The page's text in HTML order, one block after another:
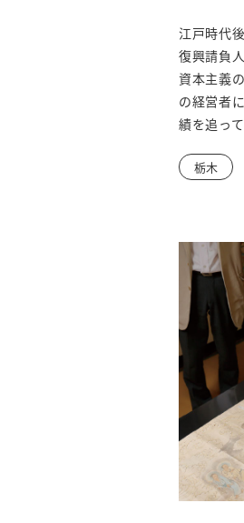
江戸時代
復興請負
資本主義
の経営者
績を追っ
栃木